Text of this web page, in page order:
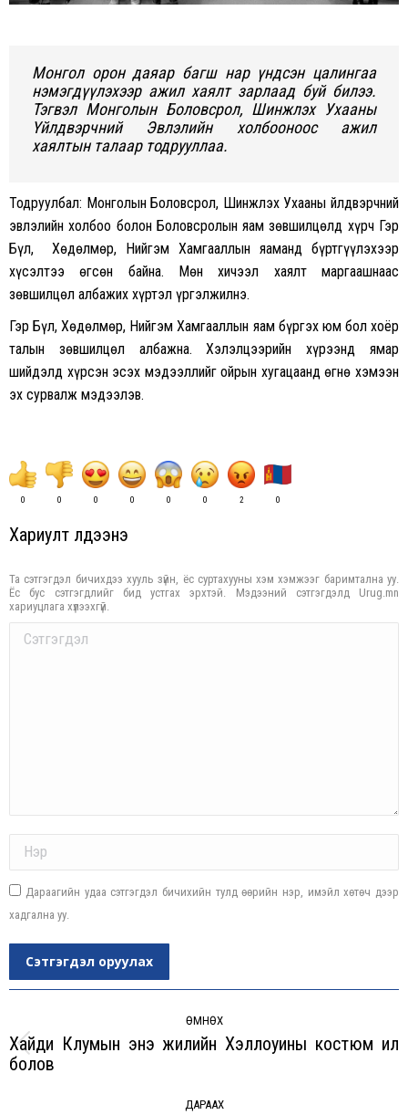
Монгол орон даяар багш нар үндсэн цалингаа
нэмэгдүүлэхээр ажил хаялт зарлаад буй билээ.
Тэгвэл Монголын Боловсрол, Шинжлэх Ухааны
Үйлдвэрчний Эвлэлийн холбооноос ажил
хаялтын талаар тодрууллаа.
Тодруулбал: Монголын Боловсрол, Шинжлэх Ухааны Үйлдвэрчний
эвлэлийн холбоо болон Боловсролын яам зөвшилцөлд хүрч Гэр
Бүл, Хөдөлмөр, Нийгэм Хамгааллын яаманд бүртгүүлэхээр
хүсэлтээ өгсөн байна. Мөн хичээл хаялт маргаашнаас
зөвшилцөл албажих хүртэл үргэлжилнэ.
Гэр Бүл, Хөдөлмөр, Нийгэм Хамгааллын яам бүргэх юм бол хоёр
талын зөвшилцөл албажна. Хэлэлцээрийн хүрээнд ямар
шийдэлд хүрсэн эсэх мэдээллийг ойрын хугацаанд өгнө хэмээн
эх сурвалж мэдээлэв.
0 0 0 0 0 0 2 0
Хариулт үлдээнэ үү
Та сэтгэгдэл бичихдээ хууль зүйн, ёс суртахууны хэм хэмжээг баримтална уу.
Ёс бус сэтгэгдлийг бид устгах эрхтэй. Мэдээний сэтгэгдэлд Urug.mn
хариуцлага хүлээхгүй.
Comment
Дараагийн удаа сэтгэгдэл бичихийн тулд өөрийн нэр, имэйл хөтөч дээр
хадгална уу.
Сэтгэгдэл оруулах
navigation
ӨМНӨХ
Previous
Хайди Клумын энэ жилийн Хэллоуины костюм ил
болов
ДАРААХ